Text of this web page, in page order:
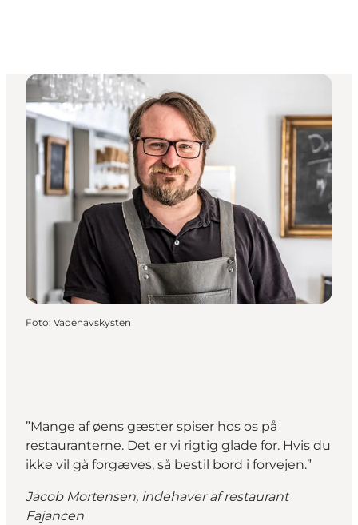
Foto: Vadehavskysten
”Mange af øens gæster spiser hos os på
restauranterne. Det er vi rigtig glade for. Hvis du
ikke vil gå forgæves, så bestil bord i forvejen.”
Jacob Mortensen, indehaver af restaurant
Fajancen